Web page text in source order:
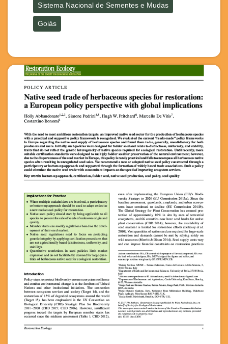
Sistema Nacional de Sementes e Mudas
Goiás